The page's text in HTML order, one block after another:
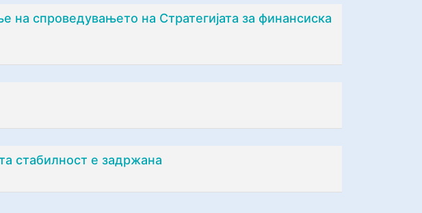
на спроведувањето на Стратегијата за финансиска
стабилност е задржана